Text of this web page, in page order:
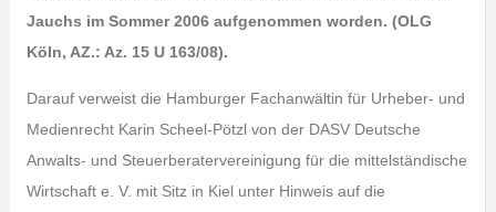
Jauchs im Sommer 2006 aufgenommen worden. (OLG
Köln, AZ.: Az. 15 U 163/08).
Darauf verweist die Hamburger Fachanwältin für Urheber- und
Medienrecht Karin Scheel-Pötzl von der DASV Deutsche
Anwalts- und Steuerberatervereinigung für die mittelständische
Wirtschaft e. V. mit Sitz in Kiel unter Hinweis auf die